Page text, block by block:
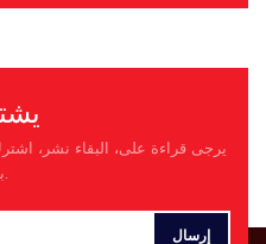
يرجى قراءة على، البقاء نشر،
به.